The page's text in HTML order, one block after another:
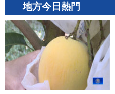
地方今日熱門